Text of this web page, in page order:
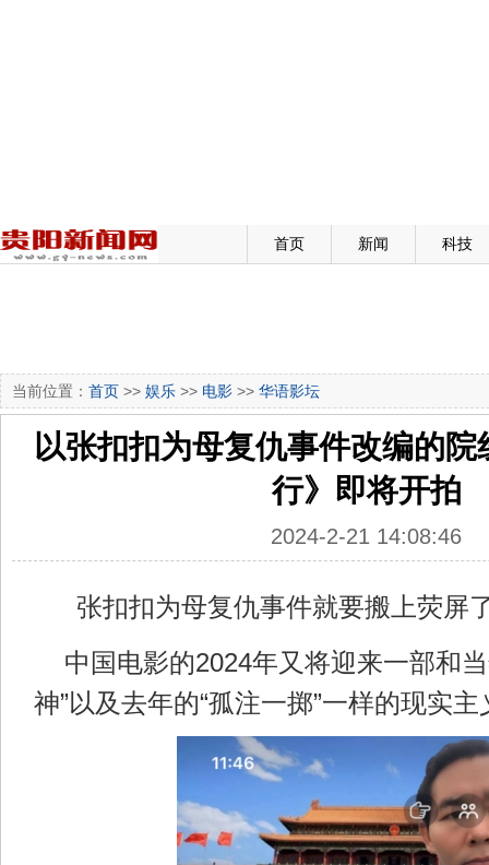
首页 新闻 科技
当前位置： 首页 >> 娱乐 >> 电影 >> 华语影坛
以张扣扣为母复仇事件改编的
行》即将开拍
2024-2-21 14:08:46
张扣扣为母复仇事件就要搬上荧屏
中国电影的2024年又将迎来一部和
神”以及去年的“孤注一掷”一样的现实主